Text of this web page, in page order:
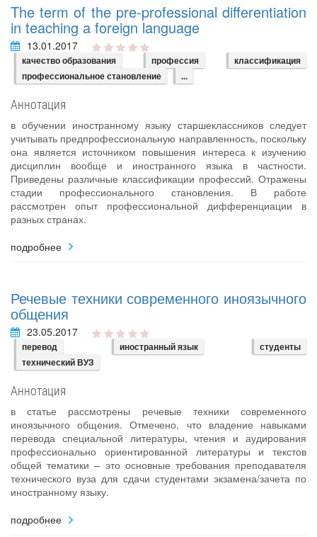
The term of the pre-professional differentiation
in teaching a foreign language
13.01.2017
качество образования профессия
классификация
профессиональное становление
...
Аннотация
в обучении иностранному языку старшеклассников следует
учитывать предпрофессиональную направленность, поскольку
она является источником повышения интереса к изучению
дисциплин вообще и иностранного языка в частности.
Приведены различные классификации профессий. Отражены
стадии профессионального становления. В работе
рассмотрен опыт профессиональной дифференциации в
разных странах.
подробнее
Речевые техники современного иноязычного
общения
23.05.2017
перевод иностранный язык
студенты
технический ВУЗ
Аннотация
в статье рассмотрены речевые техники современного
иноязычного общения. Отмечено, что владение навыками
перевода специальной литературы, чтения и аудирования
профессионально ориентированной литературы и текстов
общей тематики – это основные требования преподавателя
технического вуза для сдачи студентами экзамена/зачета по
иностранному языку.
подробнее